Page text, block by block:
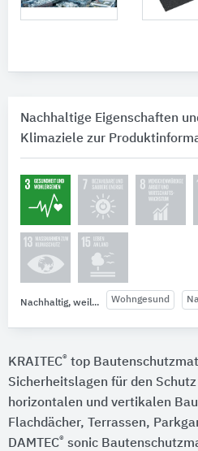
Nachhaltige Eigenschaften
Klimaziele zur
Nachhaltig, weil... Wohngesund
KRAITEC® top
Sicherheitslagen für den
horizontalen und vertikalen
Flachdächer, Terrassen,
DAMTEC® sonic